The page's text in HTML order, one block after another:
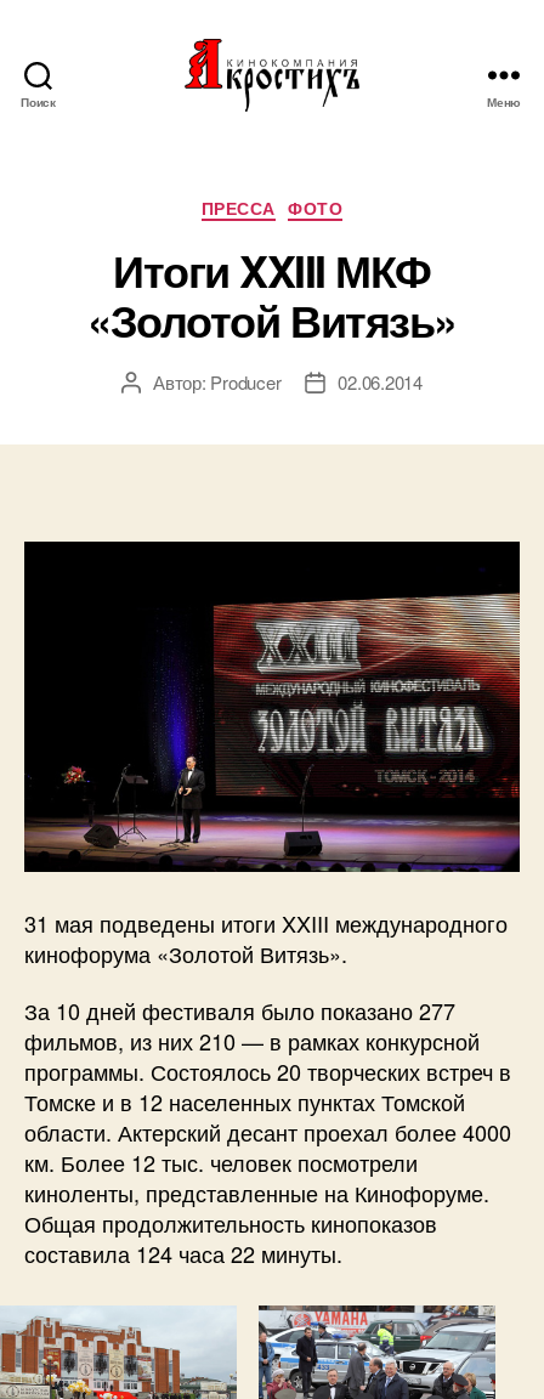
Поиск Меню
Рубрики
ПРЕССА ФОТО
Итоги XXIII МКФ
«Золотой Витязь»
АвторАвтор: Producer
Дата02.06.2014
31 мая подведены итоги XXIII международного
кинофорума «Золотой Витязь».
За 10 дней фестиваля было показано 277
фильмов, из них 210 — в рамках конкурсной
программы. Состоялось 20 творческих встреч в
Томске и в 12 населенных пунктах Томской
области. Актерский десант проехал более 4000
км. Более 12 тыс. человек посмотрели
киноленты, представленные на Кинофоруме.
Общая продолжительность кинопоказов
составила 124 часа 22 минуты.